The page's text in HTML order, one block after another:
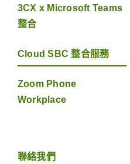
3CX x Microsoft Teams
整合
Cloud SBC 整合服務
Zoom Phone
Workplace
聯絡我們